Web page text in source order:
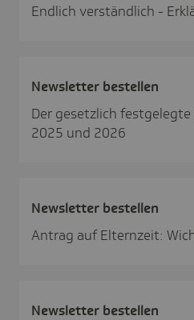
Endlich verständlich -
News­letter bestellen
Der gesetzlich
2025 und 2026
News­letter bestellen
Antrag auf Elternzeit:
News­letter bestellen